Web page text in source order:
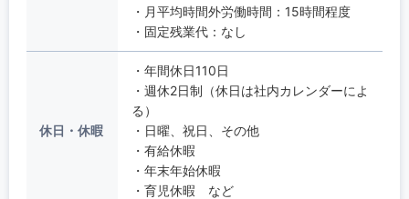
・月平均時間外労働時間：15時間程度
・固定残業代：なし
休日・休暇
・年間休日110日
・週休2日制（休日は社内カレンダーによ
る）
・日曜、祝日、その他
・有給休暇
・年末年始休暇
・育児休暇 など